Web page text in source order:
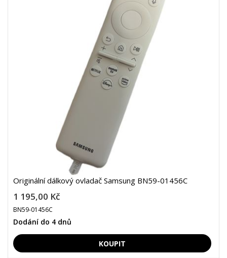
Originální dálkový ovladač Samsung BN59-01456C
1 195,00 Kč
BN59-01456C
Dodání do 4 dnů